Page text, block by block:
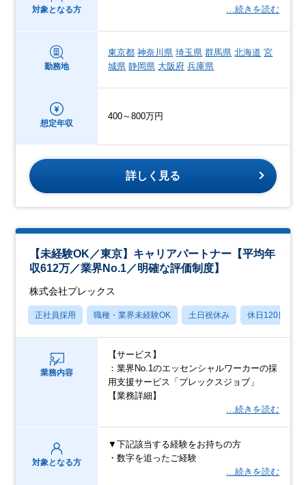
対象となる方
…続きを読む
勤務地
東京都 神奈川県 埼玉県 群馬県 北海道 宮
城県 静岡県 大阪府 兵庫県
想定年収
400～800万円
詳しく見る
【未経験OK／東京】キャリアパートナー【平均年
収612万／業界No.1／明確な評価制度】
株式会社プレックス
正社員採用 職種・業界未経験OK 土日祝休み 休日120日以上
業務内容
【サービス】
：業界No.1のエッセンシャルワーカーの採
用支援サービス「プレックスジョブ」
【業務詳細】
…続きを読む
対象となる方
▼下記該当する経験をお持ちの方
・数字を追ったご経験
…続きを読む